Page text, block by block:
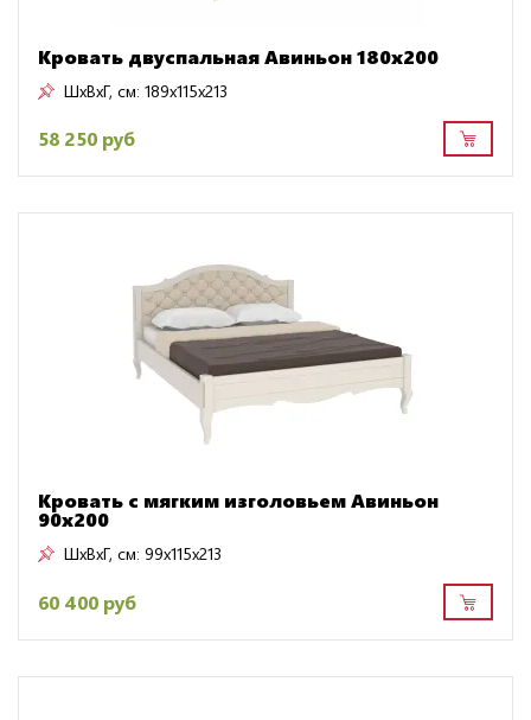
Кровать двуспальная Авиньон 180х200
ШxВxГ, см: 189x115x213
58 250 руб
Кровать с мягким изголовьем Авиньон
90х200
ШxВxГ, см: 99x115x213
60 400 руб